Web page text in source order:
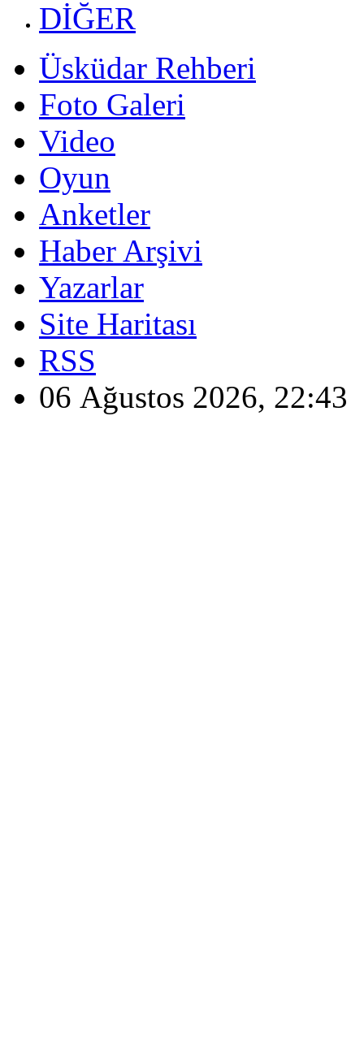
DİĞER
Üsküdar Rehberi
Foto Galeri
Video
Oyun
Anketler
Haber Arşivi
Yazarlar
Site Haritası
RSS
06 Ağustos 2026, 22:43